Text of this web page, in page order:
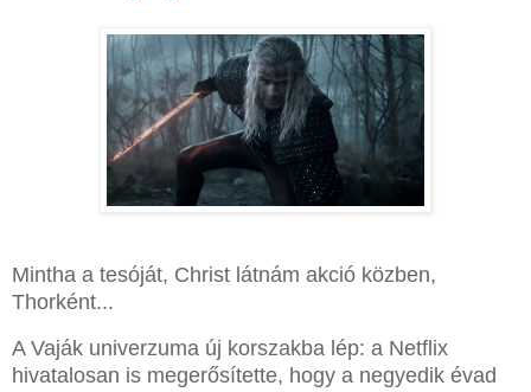
Mintha a tesóját, Christ látnám akció közben,
Thorként...
A Vaják univerzuma új korszakba lép: a Netflix
hivatalosan is megerősítette, hogy a negyedik évad